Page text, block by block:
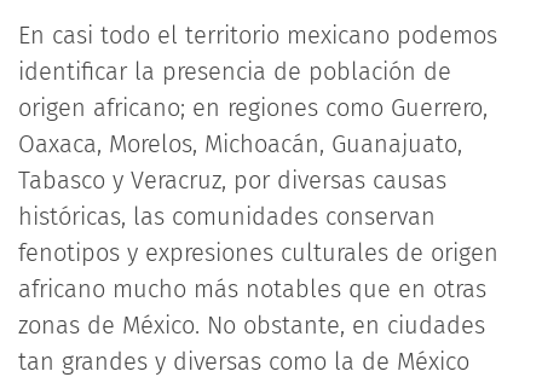
En casi todo el territorio mexicano podemos
identificar la presencia de población de
origen africano; en regiones como Guerrero,
Oaxaca, Morelos, Michoacán, Guanajuato,
Tabasco y Veracruz, por diversas causas
históricas, las comunidades conservan
fenotipos y expresiones culturales de origen
africano mucho más notables que en otras
zonas de México. No obstante, en ciudades
tan grandes y diversas como la de México